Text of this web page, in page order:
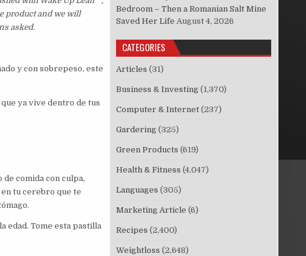
product and we will
asked.
y con sobrepeso, este
ya vive dentro de tus
comida con culpa,
en tu cerebro que te
edad. Tome esta pastilla
Bedroom – Then a Romanian Salt Mine
Saved Her Life August 4, 2026
CATEGORIES
Articles (31)
Business & Investing (1,370)
Computer & Internet (237)
Gardering (325)
Green Products (619)
Health & Fitness (4,047)
Languages (305)
Marketing Article (6)
Recipes (2,400)
Weightloss (2,648)